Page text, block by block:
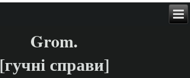
Grom.
[гучні справи]